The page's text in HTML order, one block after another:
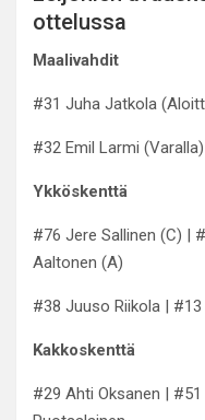
ottelussa
Maalivahdit
#31 Juha Jatkola
#32 Emil Larmi (Varalla)
Ykköskenttä
#76 Jere Sallinen (C) |
Aaltonen (A)
#38 Juuso Riikola |
Kakkoskenttä
#29 Ahti Oksanen |